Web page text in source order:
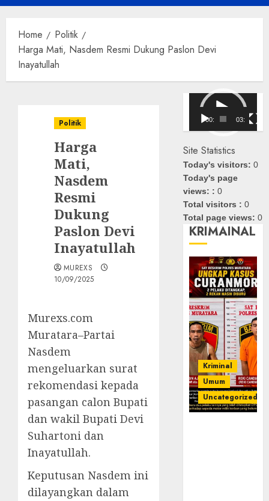
Menu
Home
Politik
Harga Mati, Nasdem Resmi Dukung Paslon Devi
Inayatullah
Politik
Harga
Mati,
Nasdem
Resmi
Dukung
Paslon Devi
Inayatullah
MUREXS
10/09/2025
Murexs.com
Muratara–Partai
Nasdem
mengeluarkan surat
rekomendasi kepada
pasangan calon Bupati
dan wakil Bupati Devi
Suhartoni dan
Inayatullah.
Keputusan Nasdem ini
dilayangkan dalam
Pemutar
Video
00:00 03:08
Site Statistics
Today's visitors:0
Today's page
views: :0
Total visitors :0
Total page views:0
KRIMAINAL
Kriminal
Umum
Uncategorized